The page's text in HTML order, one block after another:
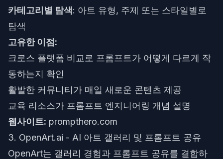
카테고리별 탐색: 아트 유형, 주제 또는 스타일별로
탐색
고유한 이점:
크로스 플랫폼 비교로 프롬프트가 어떻게 다르게 작
동하는지 확인
활발한 커뮤니티가 매일 새로운 콘텐츠 제공
교육 리소스가 프롬프트 엔지니어링 개념 설명
웹사이트: prompthero.com
3. OpenArt.ai - AI 아트 갤러리 및 프롬프트 공유
OpenArt는 갤러리 경험과 프롬프트 공유를 결합하